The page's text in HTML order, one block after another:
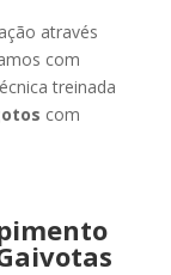
através
com
treinada
com